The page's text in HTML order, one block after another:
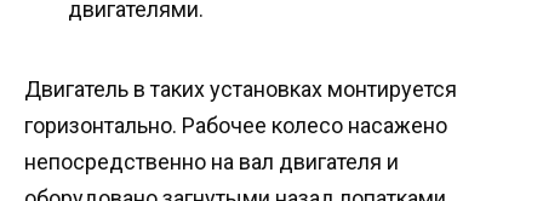
двигателями.
Двигатель в таких установках монтируется
горизонтально. Рабочее колесо насажено
непосредственно на вал двигателя и